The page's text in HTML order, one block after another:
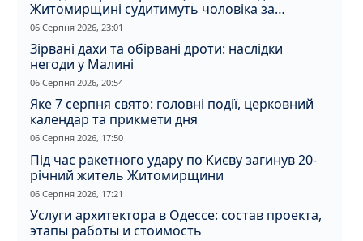
Житомирщині судитимуть чоловіка за
вбивство співмешканки
06 Серпня 2026, 23:01
Зірвані дахи та обірвані дроти: наслідки
негоди у Малині
06 Серпня 2026, 20:54
Яке 7 серпня свято: головні події, церковний
календар та прикмети дня
06 Серпня 2026, 17:50
Під час ракетного удару по Києву загинув 20-
річний житель Житомирщини
06 Серпня 2026, 17:21
Услуги архитектора в Одессе: состав проекта,
этапы работы и стоимость